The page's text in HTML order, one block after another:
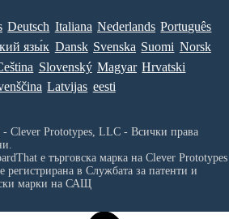
Deutsch Italiana Nederlands Português
язы́к Dansk Svenska Suomi Norsk
Slovenský Magyar Hrvatski
Latvijas eesti
Clever Prototypes, LLC - Всички права
е търговска марка на Clever
регистрирана в Службата за патенти и
марки на САЩ